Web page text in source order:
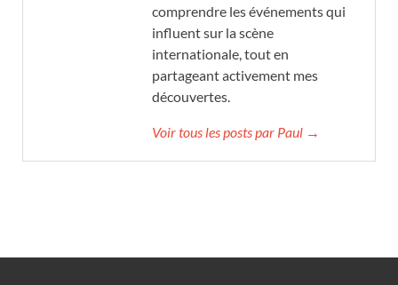
comprendre les événements qui
influent sur la scène
internationale, tout en
partageant activement mes
découvertes.
Voir tous les posts par Paul →